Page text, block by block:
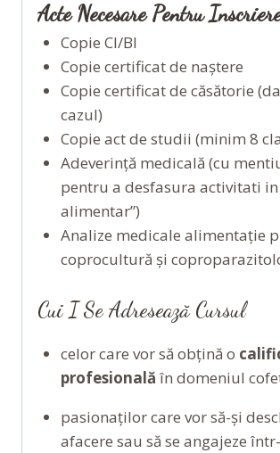
Acte Necesare Pentru
Copie CI/BI
Copie certificat de naștere
Copie certificat de căsătorie
cazul)
Copie act de studii (minim 8
Adeverință medicală (cu
pentru a desfasura activitati
alimentar”)
Analize medicale alimentație
coprocultură și
Cui I Se Adresează Cursul
celor care vor să obțină o
profesională în domeniul
pasionaților care vor să-și
afacere sau să se angajeze